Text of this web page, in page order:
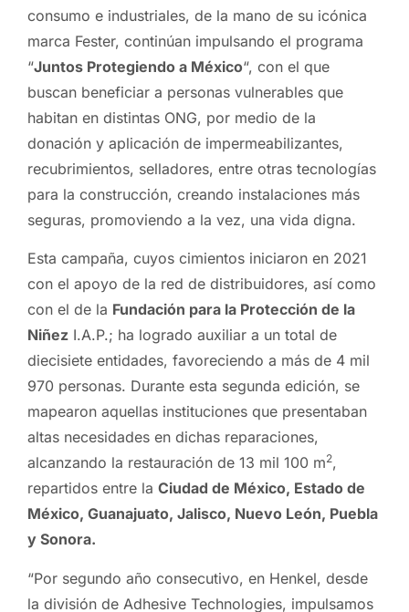
consumo e industriales, de la mano de su icónica
marca Fester, continúan impulsando el programa
“Juntos Protegiendo a México“, con el que
buscan beneficiar a personas vulnerables que
habitan en distintas ONG, por medio de la
donación y aplicación de impermeabilizantes,
recubrimientos, selladores, entre otras tecnologías
para la construcción, creando instalaciones más
seguras, promoviendo a la vez, una vida digna.
Esta campaña, cuyos cimientos iniciaron en 2021
con el apoyo de la red de distribuidores, así como
con el de la Fundación para la Protección de la
Niñez I.A.P.; ha logrado auxiliar a un total de
diecisiete entidades, favoreciendo a más de 4 mil
970 personas. Durante esta segunda edición, se
mapearon aquellas instituciones que presentaban
altas necesidades en dichas reparaciones,
alcanzando la restauración de 13 mil 100 m2,
repartidos entre la Ciudad de México, Estado de
México, Guanajuato, Jalisco, Nuevo León, Puebla
y Sonora.
“Por segundo año consecutivo, en Henkel, desde
la división de Adhesive Technologies, impulsamos